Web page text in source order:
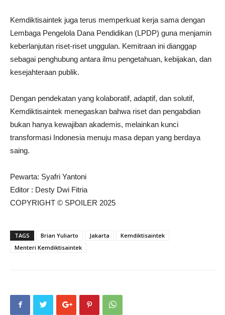
Kemdiktisaintek juga terus memperkuat kerja sama dengan
Lembaga Pengelola Dana Pendidikan (LPDP) guna menjamin
keberlanjutan riset-riset unggulan. Kemitraan ini dianggap
sebagai penghubung antara ilmu pengetahuan, kebijakan, dan
kesejahteraan publik.
Dengan pendekatan yang kolaboratif, adaptif, dan solutif,
Kemdiktisaintek menegaskan bahwa riset dan pengabdian
bukan hanya kewajiban akademis, melainkan kunci
transformasi Indonesia menuju masa depan yang berdaya
saing.
Pewarta: Syafri Yantoni
Editor : Desty Dwi Fitria
COPYRIGHT © SPOILER 2025
TAGS Brian Yuliarto Jakarta
Kemdiktisaintek
Menteri Kemdiktisaintek